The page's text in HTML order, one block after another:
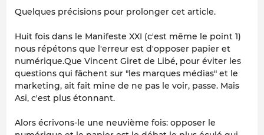
Quelques précisions pour prolonger cet article.
Huit fois dans le Manifeste XXI (c'est même le point 1)
nous répétons que l'erreur est d'opposer papier et
numérique.Que Vincent Giret de Libé, pour éviter les
questions qui fâchent sur "les marques médias" et le
marketing, ait fait mine de ne pas le voir, passe. Mais
Asi, c'est plus étonnant.
Alors écrivons-le une neuvième fois: opposer le